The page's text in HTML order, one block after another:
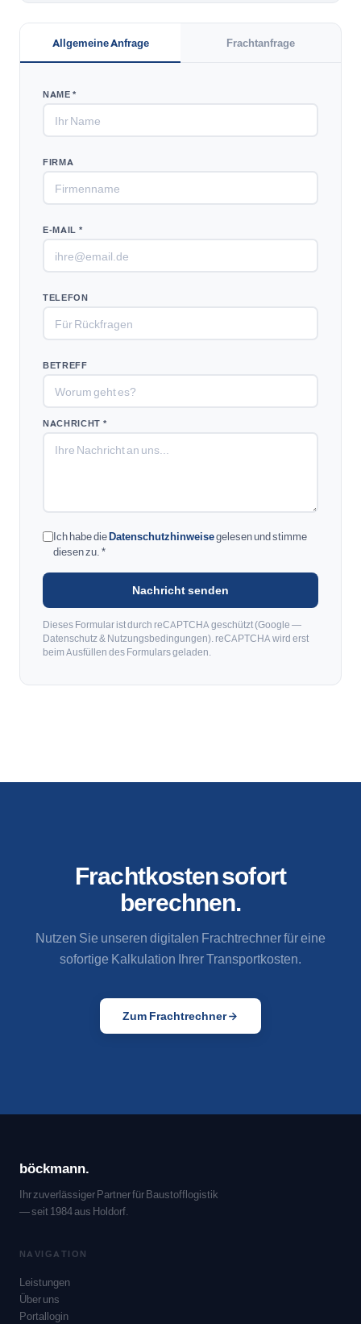
Allgemeine Anfrage Frachtanfrage
NAME *
FIRMA
E-MAIL *
TELEFON
BETREFF
NACHRICHT *
Ich habe dieDatenschutzhinweisegelesen und stimme
diesen zu. *
Nachricht senden
Dieses Formular ist durch reCAPTCHA geschützt (Google —
Datenschutz& Nutzungsbedingungen). reCAPTCHA wird erst
beim Ausfüllen des Formulars geladen.
Frachtkosten sofort
berechnen.
Nutzen Sie unseren digitalen Frachtrechner für eine
sofortige Kalkulation Ihrer Transportkosten.
Zum Frachtrechner
böckmann.
Ihr zuverlässiger Partner für Baustofflogistik
— seit 1984 aus Holdorf.
NAVIGATION
Leistungen
Über uns
Portallogin